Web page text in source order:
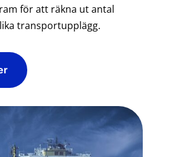
för att räkna ut antal
transportupplägg.